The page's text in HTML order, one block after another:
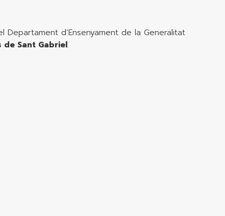
Departament d’Ensenyament de la Generalitat
de Sant Gabriel.